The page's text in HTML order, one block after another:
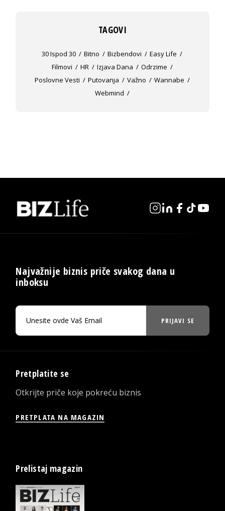
TAGOVI
30 Ispod 30 Bitno Bizbendovi
Easy Life
Filmovi
HR Izjava Dana
Odrzime
Poslovne Vesti
Putovanja Važno
Wannabe
Webmind
Najvažnije biznis priče svakog dana u
inboksu
PRIJAVI SE
Pretplatite se
Otkrijte priče koje pokreću biznis
PRETPLATA NA MAGAZIN
Prelistaj magazin